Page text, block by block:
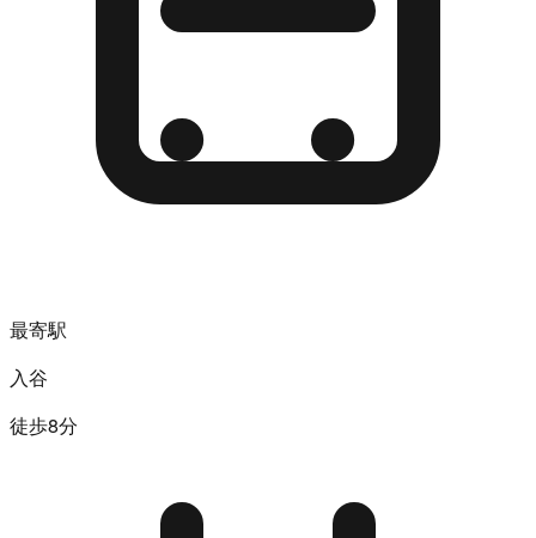
最寄駅
入谷
徒歩8分